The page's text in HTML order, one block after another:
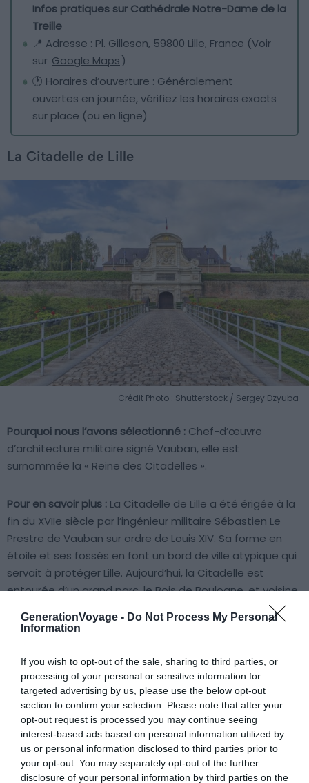
GenerationVoyage - Do Not Process My Personal
Information
If you wish to opt-out of the sale, sharing to third parties, or
processing of your personal or sensitive information for
targeted advertising by us, please use the below opt-out
section to confirm your selection. Please note that after your
opt-out request is processed you may continue seeing
interest-based ads based on personal information utilized by
us or personal information disclosed to third parties prior to
your opt-out. You may separately opt-out of the further
disclosure of your personal information by third parties on the
Infos pratiques sur Cathédrale Notre-Dame de la
Treille
📍 Adresse : Pl. Gilleson, 59800 Lille, France (Voir
sur Google Maps)
🕐 Horaires d’ouverture : Généralement
ouvertes en journée, vérifiez les horaires exacts
sur place (ou en ligne)
La Citadelle de Lille
Crédit Photo : Shutterstock / Sergey Dzyuba
Pourquoi nous l’avons sélectionné : Chef-d’œuvre
d’architecture militaire signé Vauban, elle est
surnommée la « Reine des Citadelles ».
Pour en savoir plus : La Citadelle de Lille a été érigée à la
fin du XVIIe siècle par l’ingénieur militaire Sébastien Le
Prestre de Vauban sur ordre de Louis XIV. Sa forme en
étoile et ses fossés en font un bord de ville atypique qui
servait à protéger Lille. Aujourd’hui, la Citadelle est
entourée d’un grand parc, le Bois de Boulogne, et voisine
avec un zoo très apprécié des familles. On s’y promène
librement pour admirer les remparts et profiter de ce
citadelle intérieure sont parfois proposées, selon les
autorisations de l’armée qui y est installée.
Infos pratiques sur La Citadelle de Lille
Adresse: Avenue du 43e régiment
d’infanterie, 59800 Lille, France (Voir surGoogle
Maps)